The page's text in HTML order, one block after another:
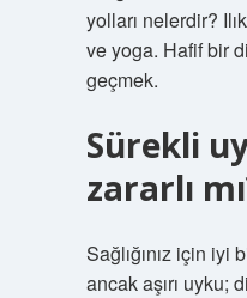
yolları nelerdir?
ve yoga. Hafif bir
geçmek.
Sürekli
zararlı
Sağlığınız için iyi
ancak aşırı uyku;